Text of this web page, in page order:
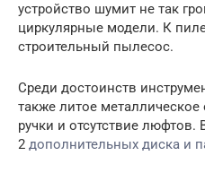
устройство шумит не так
циркулярные модели. К
строительный пылесос.
Среди достоинств
также литое
ручки и отсутствие
2 дополнительных диска и